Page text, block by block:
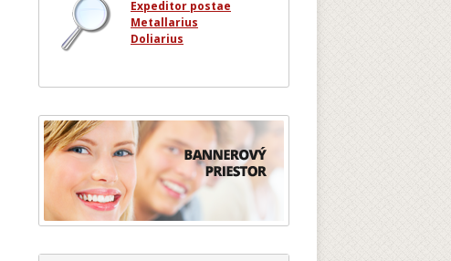
Expeditor postae
Metallarius
Doliarius